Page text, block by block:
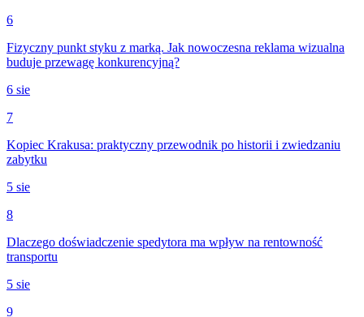
6
Fizyczny punkt styku z marką. Jak nowoczesna reklama wizualna
buduje przewagę konkurencyjną?
6 sie
7
Kopiec Krakusa: praktyczny przewodnik po historii i zwiedzaniu
zabytku
5 sie
8
Dlaczego doświadczenie spedytora ma wpływ na rentowność
transportu
5 sie
9